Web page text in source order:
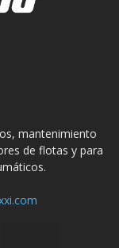
mantenimiento
de flotas y para